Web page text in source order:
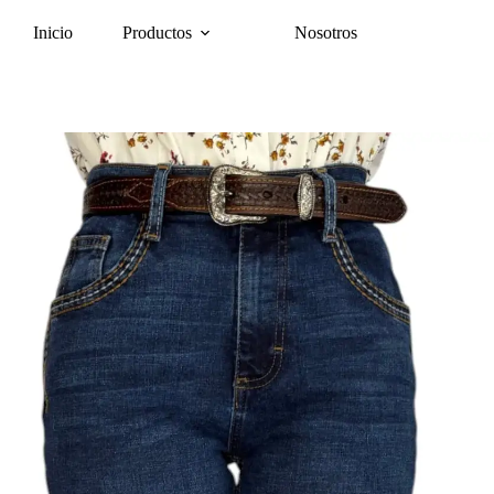
Inicio Productos Nosotros